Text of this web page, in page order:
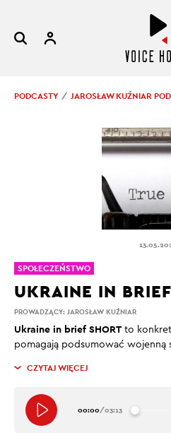
PODCASTY JAROSŁAW KUŹNIAR
PROWADZĄCY: JAROSŁAW KUŹNIAR
UKRAINE IN
Ukraine in brief SHORT to
pomagają podsumować wojenną
CZYTAJ WIĘCEJ
00:00/03:13
SPOŁECZEŃSTWO